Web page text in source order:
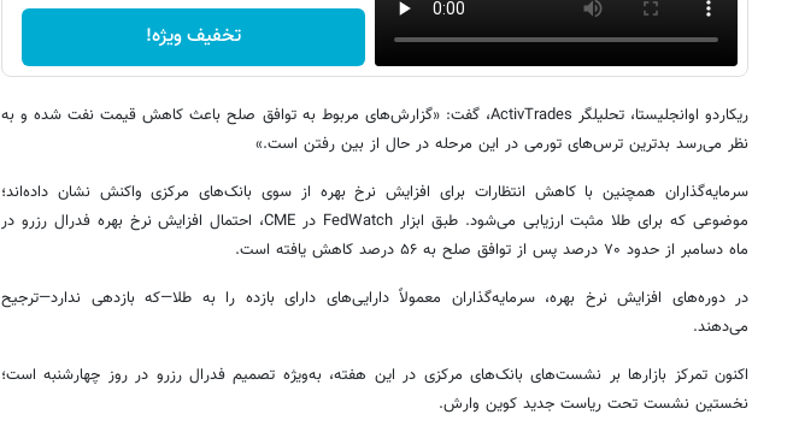
تخفیف ویژه!
ریکاردو اوانجلیستا، تحلیلگر ActivTrades، گفت: «گزارش‌های مربوط به توافق صلح باعث کاهش قیمت نفت شده و به
نظر می‌رسد بدترین ترس‌های تورمی در این مرحله در حال از بین رفتن است.»
سرمایه‌گذاران همچنین با کاهش انتظارات برای افزایش نرخ بهره از سوی بانک‌های مرکزی واکنش نشان داده‌اند؛
موضوعی که برای طلا مثبت ارزیابی می‌شود. طبق ابزار FedWatch در CME، احتمال افزایش نرخ بهره فدرال رزرو در
ماه دسامبر از حدود ۷۰ درصد پس از توافق صلح به ۵۶ درصد کاهش یافته است.
در دوره‌های افزایش نرخ بهره، سرمایه‌گذاران معمولاً دارایی‌های دارای بازده را به طلا—که بازدهی ندارد—ترجیح
می‌دهند.
اکنون تمرکز بازارها بر نشست‌های بانک‌های مرکزی در این هفته، به‌ویژه تصمیم فدرال رزرو در روز چهارشنبه است؛
نخستین نشست تحت ریاست جدید کوین وارش.